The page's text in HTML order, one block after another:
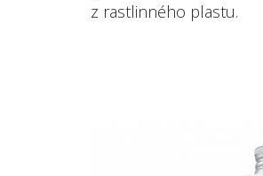
z rastlinného plastu.